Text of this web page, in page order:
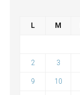
L M
2 3
9 10